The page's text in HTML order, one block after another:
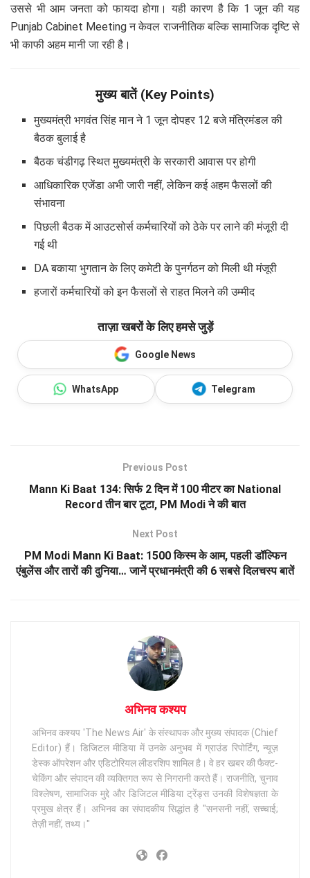
उससे भी आम जनता को फायदा होगा। यही कारण है कि 1 जून की यह
Punjab Cabinet Meeting न केवल राजनीतिक बल्कि सामाजिक दृष्टि से
भी काफी अहम मानी जा रही है।
मुख्य बातें (Key Points)
मुख्यमंत्री भगवंत सिंह मान ने 1 जून दोपहर 12 बजे मंत्रिमंडल की
बैठक बुलाई है
बैठक चंडीगढ़ स्थित मुख्यमंत्री के सरकारी आवास पर होगी
आधिकारिक एजेंडा अभी जारी नहीं, लेकिन कई अहम फैसलों की
संभावना
पिछली बैठक में आउटसोर्स कर्मचारियों को ठेके पर लाने की मंजूरी दी
गई थी
DA बकाया भुगतान के लिए कमेटी के पुनर्गठन को मिली थी मंजूरी
हजारों कर्मचारियों को इन फैसलों से राहत मिलने की उम्मीद
ताज़ा खबरों के लिए हमसे जुड़ें
Google News
WhatsApp Telegram
Previous Post
Mann Ki Baat 134: सिर्फ 2 दिन में 100 मीटर का National
Record तीन बार टूटा, PM Modi ने की बात
Next Post
PM Modi Mann Ki Baat: 1500 किस्म के आम, पहली डॉल्फिन
एंबुलेंस और तारों की दुनिया… जानें प्रधानमंत्री की 6 सबसे दिलचस्प बातें
अभिनव कश्यप
अभिनव कश्यप 'The News Air' के संस्थापक और मुख्य संपादक (Chief
Editor) हैं। डिजिटल मीडिया में उनके अनुभव में ग्राउंड रिपोर्टिंग, न्यूज़
डेस्क ऑपरेशन और एडिटोरियल लीडरशिप शामिल है। वे हर खबर की फैक्ट-
चेकिंग और संपादन की व्यक्तिगत रूप से निगरानी करते हैं। राजनीति, चुनाव
विश्लेषण, सामाजिक मुद्दे और डिजिटल मीडिया ट्रेंड्स उनकी विशेषज्ञता के
प्रमुख क्षेत्र हैं। अभिनव का संपादकीय सिद्धांत है "सनसनी नहीं, सच्चाई;
तेज़ी नहीं, तथ्य।"